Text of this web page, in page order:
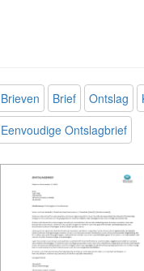
Brieven Brief Ontslag
Eenvoudige Ontslagbrief